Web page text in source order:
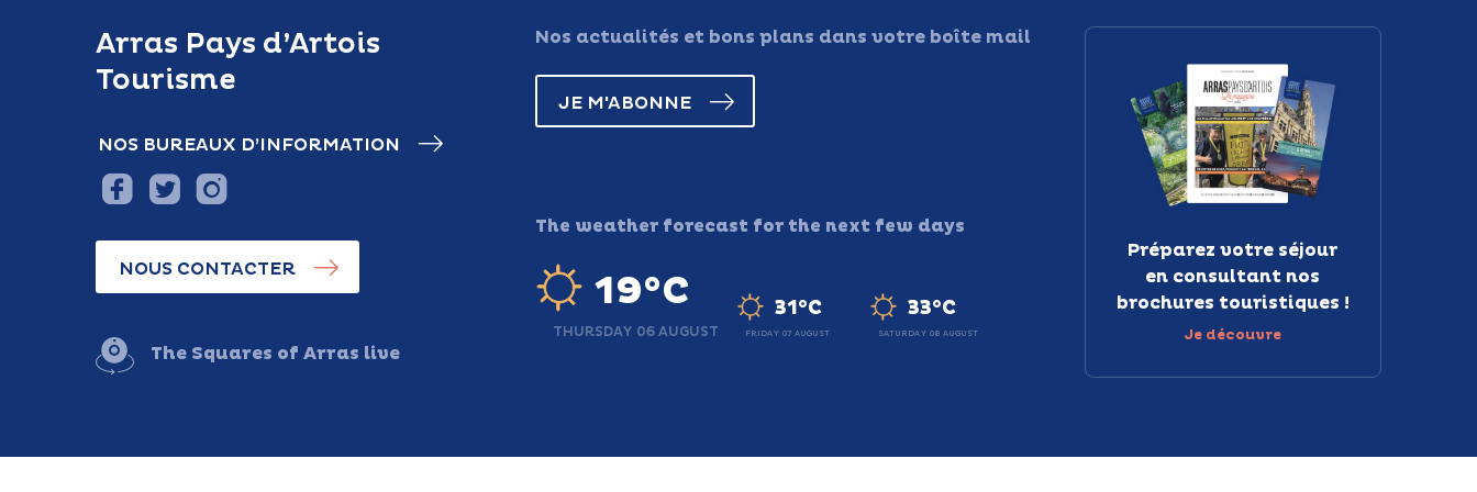
Arras Pays d’Artois
Tourisme
NOS BUREAUX D’INFORMATION
NOUS CONTACTER
The Squares of Arras live
Nos actualités et bons plans dans votre boîte mail
JE M'ABONNE
The weather forecast for the next few days
19°C
THURSDAY 06 AUGUST
31°C
FRIDAY 07 AUGUST
33°C
SATURDAY 08 AUGUST
Préparez votre séjour
en consultant nos
brochures touristiques !
Je découvre